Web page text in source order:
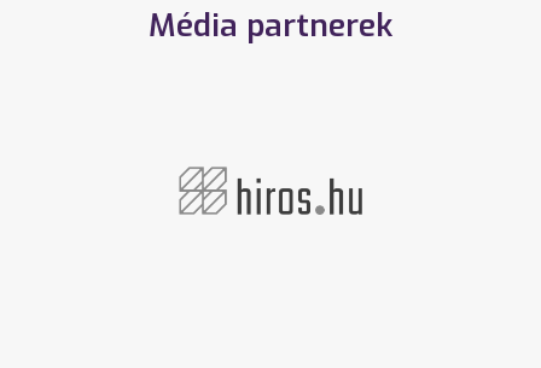
Média partnerek